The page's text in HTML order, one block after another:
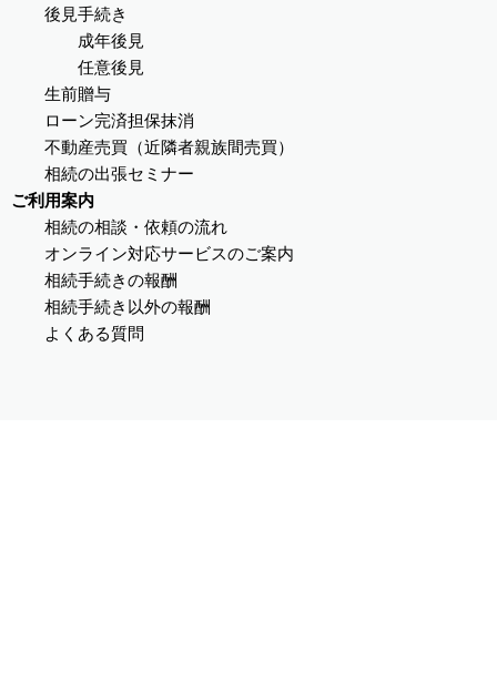
後見手続き
成年後見
任意後見
生前贈与
ローン完済担保抹消
不動産売買（近隣者親族間売買）
相続の出張セミナー
ご利用案内
相続の相談・依頼の流れ
オンライン対応サービスのご案内
相続手続きの報酬
相続手続き以外の報酬
よくある質問